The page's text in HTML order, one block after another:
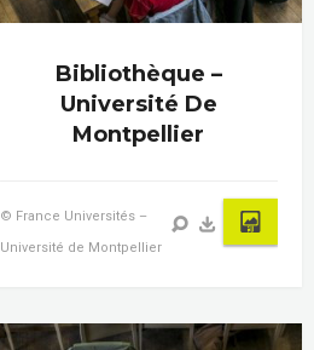
Bibliothèque –
Université De
Montpellier
© France Universités –
Université de Montpellier